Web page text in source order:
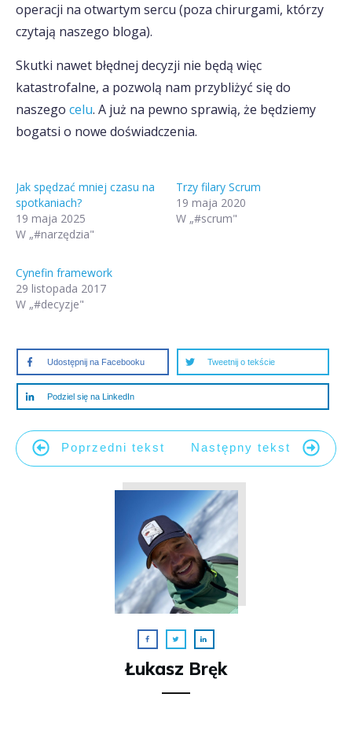
operacji na otwartym sercu (poza chirurgami, którzy
czytają naszego bloga).
Skutki nawet błędnej decyzji nie będą więc
katastrofalne, a pozwolą nam przybliżyć się do
naszego celu. A już na pewno sprawią, że będziemy
bogatsi o nowe doświadczenia.
Jak spędzać mniej czasu na
spotkaniach?
19 maja 2025
W „#narzędzia"
Trzy filary Scrum
19 maja 2020
W „#scrum"
Cynefin framework
29 listopada 2017
W „#decyzje"
Udostępnij na Facebooku Tweetnij o tekście
Podziel się na LinkedIn
Poprzedni tekst Następny tekst
Łukasz Bręk